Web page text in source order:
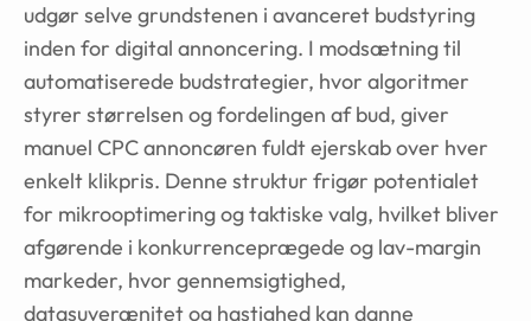
udgør selve grundstenen i avanceret budstyring
inden for digital annoncering. I modsætning til
automatiserede budstrategier, hvor algoritmer
styrer størrelsen og fordelingen af bud, giver
manuel CPC annoncøren fuldt ejerskab over hver
enkelt klikpris. Denne struktur frigør potentialet
for mikrooptimering og taktiske valg, hvilket bliver
afgørende i konkurrenceprægede og lav-margin
markeder, hvor gennemsigtighed,
datasuverænitet og hastighed kan danne